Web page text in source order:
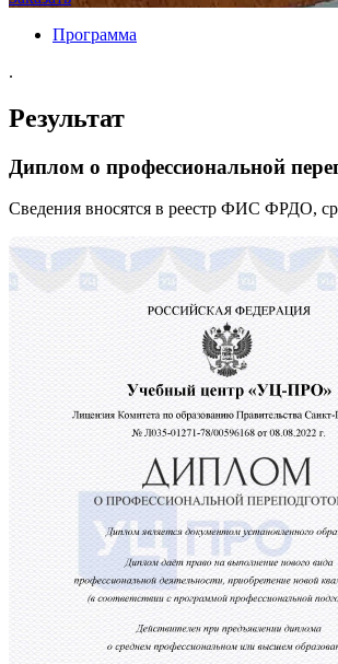
Программа
.
Результат
Диплом о профессиональной
Сведения вносятся в реестр ФИС ФРДО,